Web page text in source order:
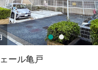
ール亀戸